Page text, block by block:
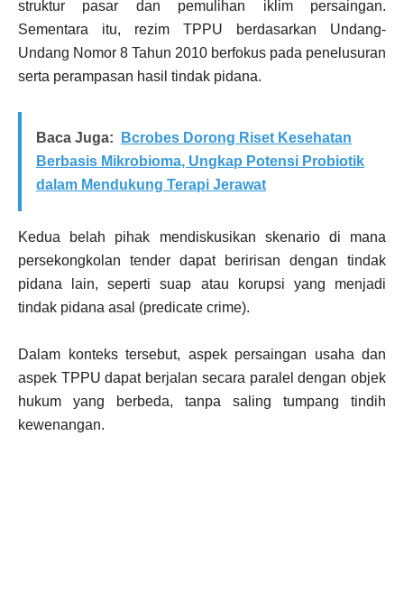
struktur pasar dan pemulihan iklim persaingan.
Sementara itu, rezim TPPU berdasarkan Undang-
Undang Nomor 8 Tahun 2010 berfokus pada penelusuran
serta perampasan hasil tindak pidana.
Baca Juga:
Bcrobes Dorong Riset Kesehatan
Berbasis Mikrobioma, Ungkap Potensi Probiotik
dalam Mendukung Terapi Jerawat
Kedua belah pihak mendiskusikan skenario di mana
persekongkolan tender dapat beririsan dengan tindak
pidana lain, seperti suap atau korupsi yang menjadi
tindak pidana asal (predicate crime).
Dalam konteks tersebut, aspek persaingan usaha dan
aspek TPPU dapat berjalan secara paralel dengan objek
hukum yang berbeda, tanpa saling tumpang tindih
kewenangan.